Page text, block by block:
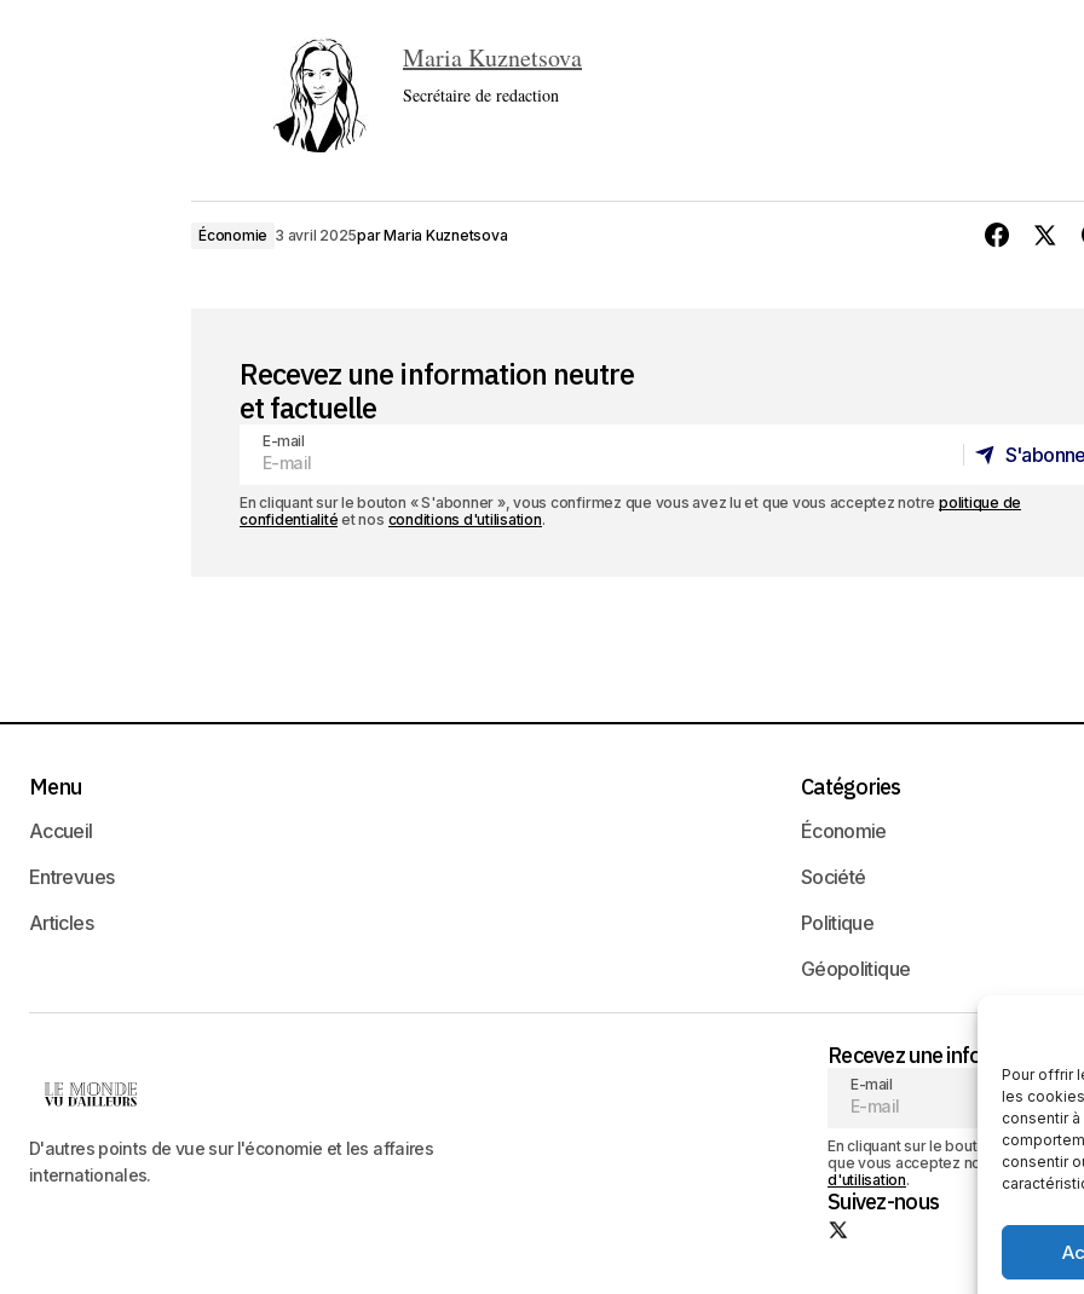
Pour offrir
les
consentir
consentir
Maria Kuznetsova
Secrétaire de redaction
Économie 3 avril 2025parMaria Kuznetsova
Recevez une information neutre
et factuelle
E-mail
En cliquant sur le bouton « S'abonner », vous confirmez que vous avez lu et que vous acceptez notrepolitique de
confidentialité et nos conditions d'utilisation.
D'autres points de vue sur l'économie et les affaires
internationales.
Menu
Accueil
Entrevues
Articles
Catégories
Économie
Société
Politique
Géopolitique
Recevez une information
E-mail
En cliquant sur le bouton «
que vous acceptez notrepolitique
d'utilisation.
Suivez-nous